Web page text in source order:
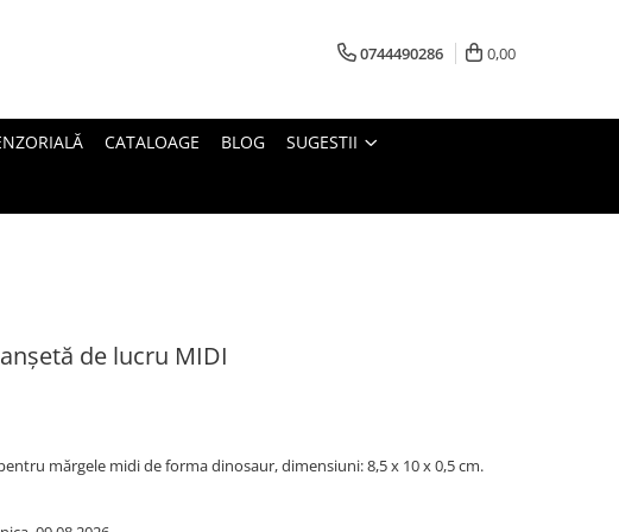
0744490286 0,00
CATALOAGE BLOG SUGESTII
de lucru MIDI
mărgele midi de forma dinosaur, dimensiuni: 8,5 x 10 x 0,5 cm.